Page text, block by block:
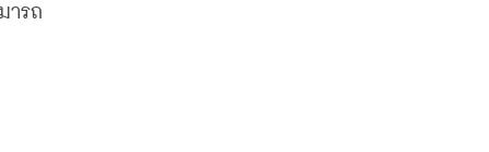
ารถ